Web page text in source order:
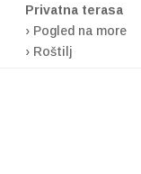
Privatna terasa
› Pogled na more
› Roštilj